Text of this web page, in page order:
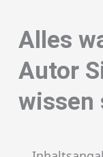
Alles
Autor
wissen